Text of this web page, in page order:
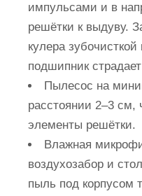
импульсами и в
решётки к выдуву.
кулера
подшипник
Пылесос на
расстоянии 2–3 см,
элементы решётки.
Влажная
воздухозабор и
пыль под корпусом